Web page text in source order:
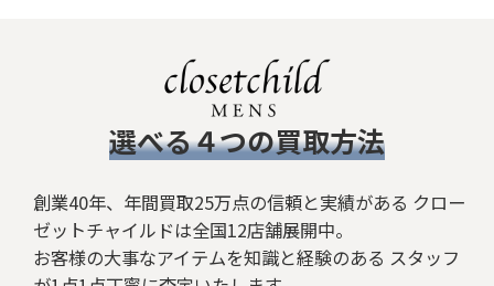
​選べる４つの買取方法
創業40年、年間買取25万点の信頼と実績がある クロー
ゼットチャイルドは全国12店舗展開中。
お客様の大事なアイテムを知識と経験のある スタッフ